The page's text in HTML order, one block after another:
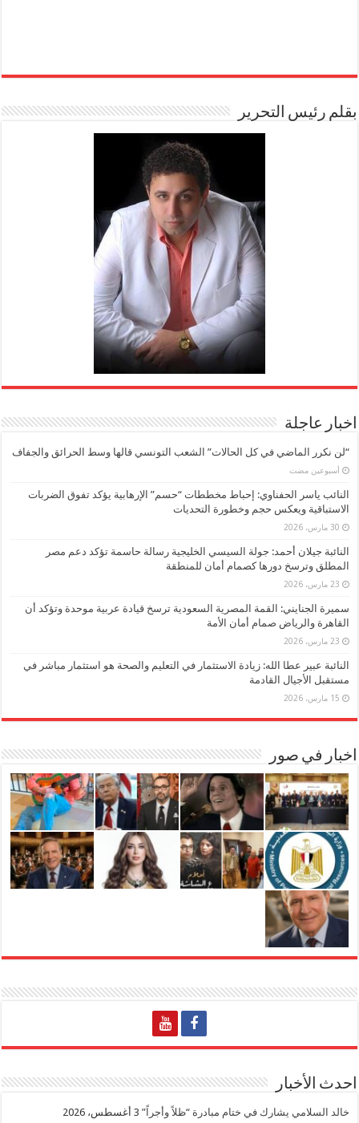
بقلم رئيس التحرير
اخبار عاجلة
“لن نكرر الماضي في كل الحالات” الشعب التونسي قالها وسط الحرائق والجفاف
‏أسبوعين مضت
النائب ياسر الحفناوي: إحباط مخططات “حسم” الإرهابية يؤكد تفوق الضربات
الاستباقية ويعكس حجم وخطورة التحديات
30 مارس، 2026
النائبة جيلان أحمد: جولة السيسي الخليجية رسالة حاسمة تؤكد دعم مصر
المطلق وترسخ دورها كصمام أمان للمنطقة
23 مارس، 2026
سميرة الجنايني: القمة المصرية السعودية ترسخ قيادة عربية موحدة وتؤكد أن
القاهرة والرياض صمام أمان الأمة
23 مارس، 2026
النائبة عبير عطا الله: زيادة الاستثمار في التعليم والصحة هو استثمار مباشر في
مستقبل الأجيال القادمة
15 مارس، 2026
اخبار في صور
احدث الأخبار
خالد السلامي يشارك في ختام مبادرة “ظلاً وأجراً” 3 أغسطس، 2026